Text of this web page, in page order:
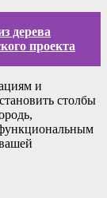
дерева
проекта
и
столбы
функциональным